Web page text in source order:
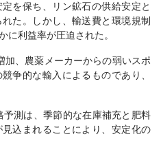
を保ち、リン鉱石の供給安定と
た。しかし、輸送費と環境規制
に利益率が圧迫された。
加、農薬メーカーからの弱いスポ
争的な輸入によるものであり、
測は、季節的な在庫補充と肥料
込まれることにより、安定化の